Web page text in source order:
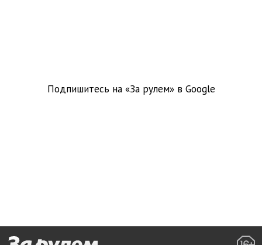
Подпишитесь на «За рулем» в Google